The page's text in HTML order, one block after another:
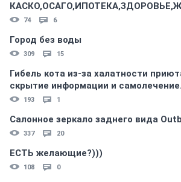
74 6
Город без воды
309 15
Гибель кота из-за халатности
скрытиe информации и самолечение.
193 1
Салонное зеркало заднего вида
337 20
ЕСТЬ желающие?)))
108 0